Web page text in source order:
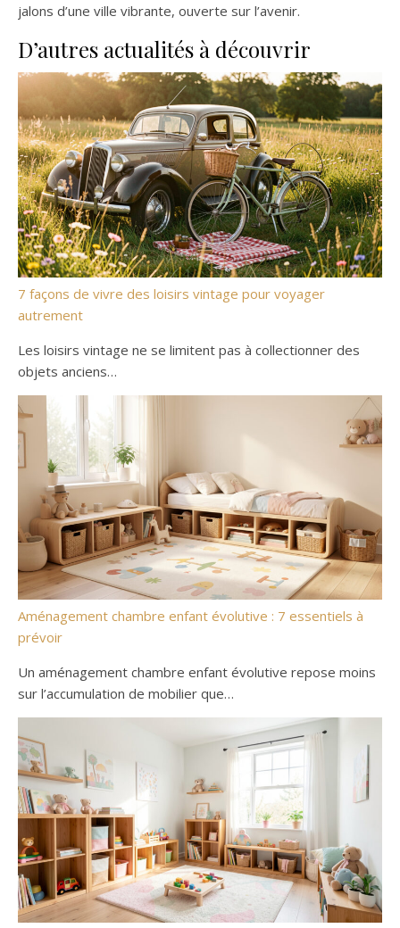
jalons d’une ville vibrante, ouverte sur l’avenir.
D’autres actualités à découvrir
7 façons de vivre des loisirs vintage pour voyager
autrement
Les loisirs vintage ne se limitent pas à collectionner des
objets anciens…
Aménagement chambre enfant évolutive : 7 essentiels à
prévoir
Un aménagement chambre enfant évolutive repose moins
sur l’accumulation de mobilier que…